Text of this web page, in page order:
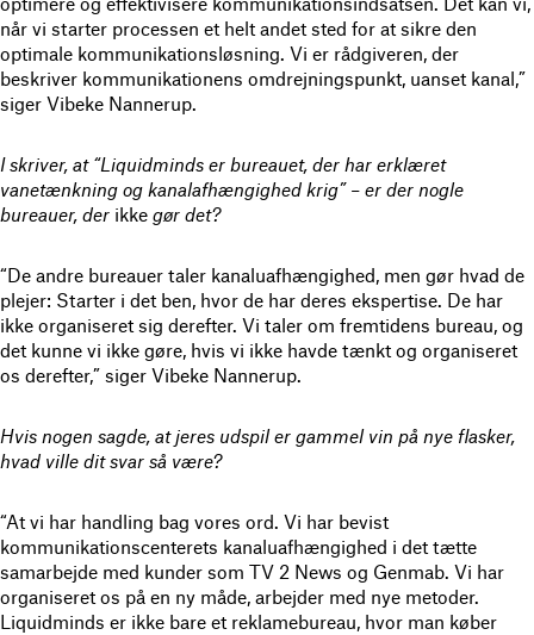
når vi starter processen et helt andet sted for at sikre den
optimale kommunikationsløsning. Vi er rådgiveren, der
beskriver kommunikationens omdrejningspunkt, uanset kanal,”
siger Vibeke Nannerup.
I skriver, at “Liquidminds er bureauet, der har erklæret
vanetænkning og kanalafhængighed krig” – er der nogle
bureauer, der ikke gør det?
“De andre bureauer taler kanaluafhængighed, men gør hvad de
plejer: Starter i det ben, hvor de har deres ekspertise. De har
ikke organiseret sig derefter. Vi taler om fremtidens bureau, og
det kunne vi ikke gøre, hvis vi ikke havde tænkt og organiseret
os derefter,” siger Vibeke Nannerup.
Hvis nogen sagde, at jeres udspil er gammel vin på nye flasker,
hvad ville dit svar så være?
“At vi har handling bag vores ord. Vi har bevist
kommunikationscenterets kanaluafhængighed i det tætte
samarbejde med kunder som TV 2 News og Genmab. Vi har
organiseret os på en ny måde, arbejder med nye metoder.
Liquidminds er ikke bare et reklamebureau, hvor man køber